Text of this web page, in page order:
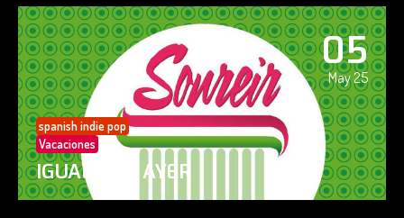
05
May 25
spanish indie pop
Vacaciones
IGUAL QUE AYER